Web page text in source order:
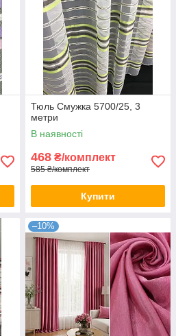
Тюль Смужка 5700/25, 3
метри
В наявності
468 ₴/комплект
585 ₴/комплект
Купити
–10%